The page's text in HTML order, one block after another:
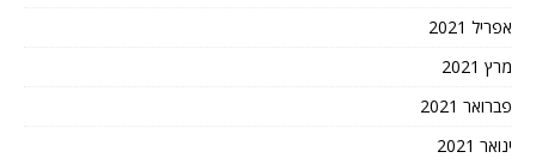
אפריל 2021
מרץ 2021
פברואר 2021
ינואר 2021